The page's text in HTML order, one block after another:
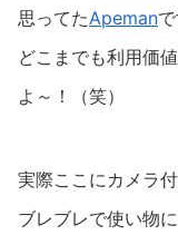
思ってたApemanで
どこまでも利用価
よ～！（笑）
実際ここにカメラ
ブレブレで使い物に